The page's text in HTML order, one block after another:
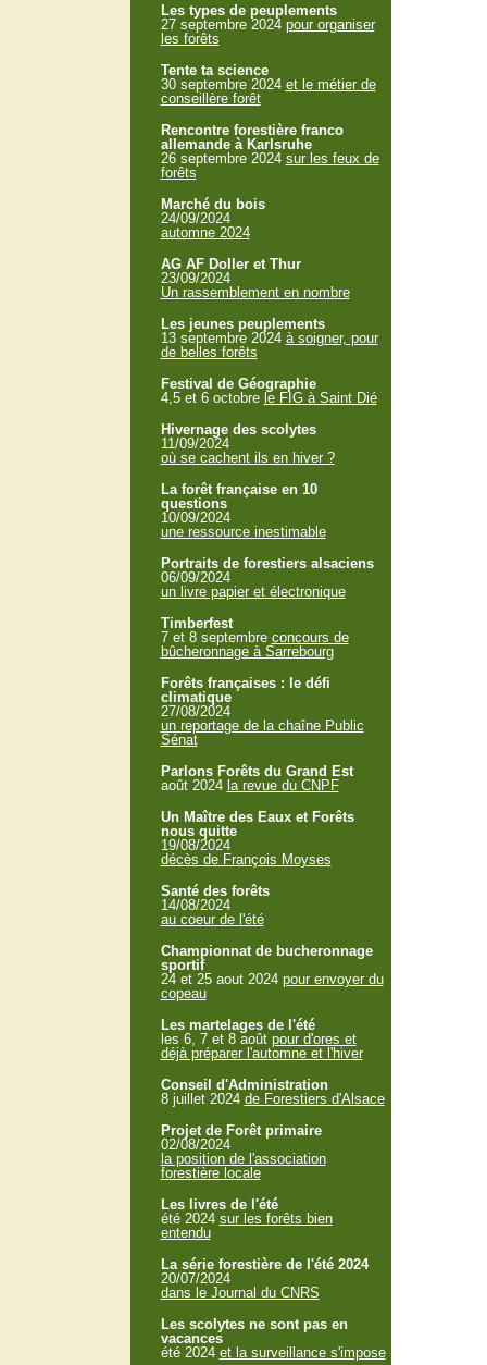
Les types de peuplements
27 septembre 2024 pour organiser
les forêts
Tente ta science
30 septembre 2024 et le métier de
conseillère forêt
Rencontre forestière franco
allemande à Karlsruhe
26 septembre 2024 sur les feux de
forêts
Marché du bois
24/09/2024
automne 2024
AG AF Doller et Thur
23/09/2024
Un rassemblement en nombre
Les jeunes peuplements
13 septembre 2024 à soigner, pour
de belles forêts
Festival de Géographie
4,5 et 6 octobre le FIG à Saint Dié
Hivernage des scolytes
11/09/2024
où se cachent ils en hiver ?
La forêt française en 10
questions
10/09/2024
une ressource inestimable
Portraits de forestiers alsaciens
06/09/2024
un livre papier et électronique
Timberfest
7 et 8 septembre concours de
bûcheronnage à Sarrebourg
Forêts françaises : le défi
climatique
27/08/2024
un reportage de la chaîne Public
Sénat
Parlons Forêts du Grand Est
août 2024 la revue du CNPF
Un Maître des Eaux et Forêts
nous quitte
19/08/2024
décès de François Moyses
Santé des forêts
14/08/2024
au coeur de l'été
Championnat de bucheronnage
sportif
24 et 25 aout 2024 pour envoyer du
copeau
Les martelages de l'été
les 6, 7 et 8 août pour d'ores et
déjà préparer l'automne et l'hiver
Conseil d'Administration
8 juillet 2024 de Forestiers d'Alsace
Projet de Forêt primaire
02/08/2024
la position de l'association
forestière locale
Les livres de l'été
été 2024 sur les forêts bien
entendu
La série forestière de l'été 2024
20/07/2024
dans le Journal du CNRS
Les scolytes ne sont pas en
vacances
été 2024 et la surveillance s'impose